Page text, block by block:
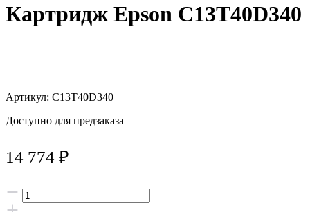
Картридж Epson C13T40D340
Артикул: C13T40D340
Доступно для предзаказа
14 774 ₽